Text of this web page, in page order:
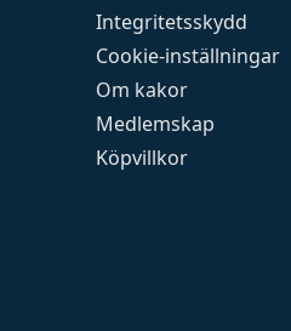
Integritetsskydd
Cookie-inställningar
Om kakor
Medlemskap
Köpvillkor